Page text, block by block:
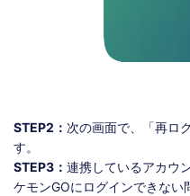
STEP2： 次の画面で、「再ロ
す。
STEP3： 連携しているアカウ
ケモンGOにログインできない